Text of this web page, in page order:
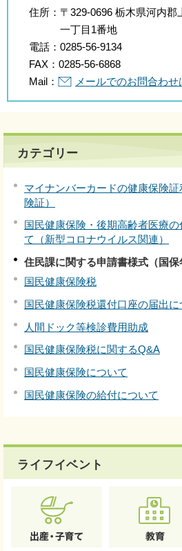
住所： 〒329-0696 栃木県河内郡
一丁目1番地
電話： 0285-56-9134
FAX： 0285-56-6868
Mail：
メールでのお問合わせ
カテゴリー
マイナンバーカードの健康保険
険証）
国民健康保険・後期高齢者医療
て（新型コロナウイルス関連）
住民課に関する申請書様式（国保
国民健康保険税
国民健康保険税還付口座の届出に
人間ドック等検診費用助成
国民健康保険税に関するQ&A
国民健康保険について
国民健康保険の給付について
ライフイベント